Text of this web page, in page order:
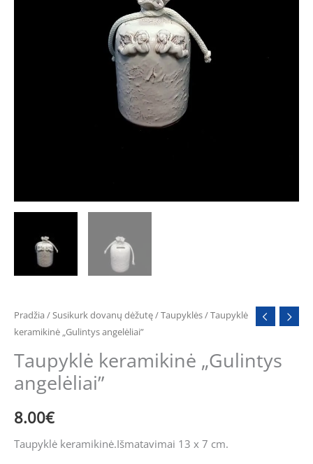
Pradžia /Susikurk dovanų dėžutę/Taupyklės/ Taupyklė
keramikinė „Gulintys angelėliai”
Taupyklė keramikinė „Gulintys
angelėliai”
8.00€
Taupyklė keramikinė.Išmatavimai 13 x 7 cm.